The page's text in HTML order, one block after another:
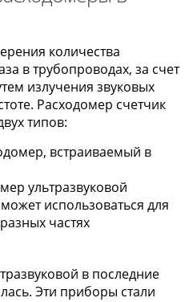
количества
в трубопроводах, за счет
излучения звуковых
Расходомер счетчик
типов:
встраиваемый в
ультразвуковой
использоваться для
частях
в последние
Эти приборы стали